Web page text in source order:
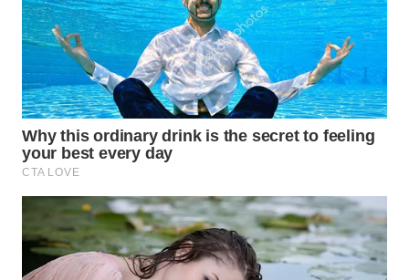
MADURA
WN
SURABAYA
WN
NATUNA
WN
BINTAN
WN